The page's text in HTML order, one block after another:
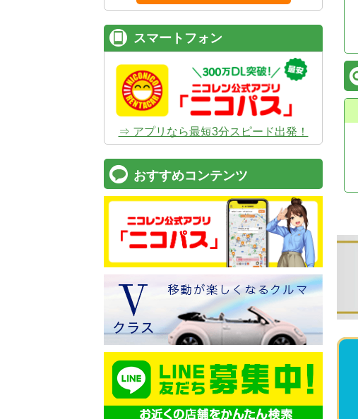
スマートフォン
⇒ アプリなら最短3分スピード出発！
おすすめコンテンツ